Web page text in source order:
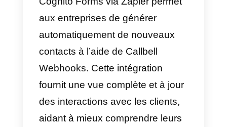
automatisée et rationalisée.